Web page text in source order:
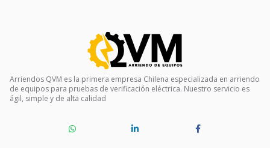
Arriendos QVM es la primera empresa Chilena especializada en arriendo
de equipos para pruebas de verificación eléctrica. Nuestro servicio es
ágil, simple y de alta calidad